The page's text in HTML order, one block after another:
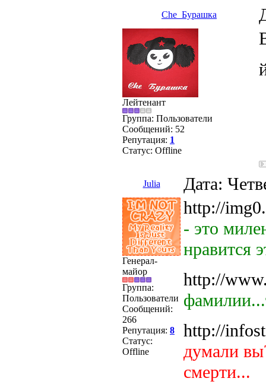
Che_Бурашка
Лейтенант
Группа: Пользователи
Сообщений: 52
Репутация: 1
Статус: Offline
Julia Дата:
Генерал-
майор
Группа:
Пользователи
Сообщений:
266
Репутация: 8
Статус:
Offline
http://
- это
нравится
http://
http://
думали
смерти...